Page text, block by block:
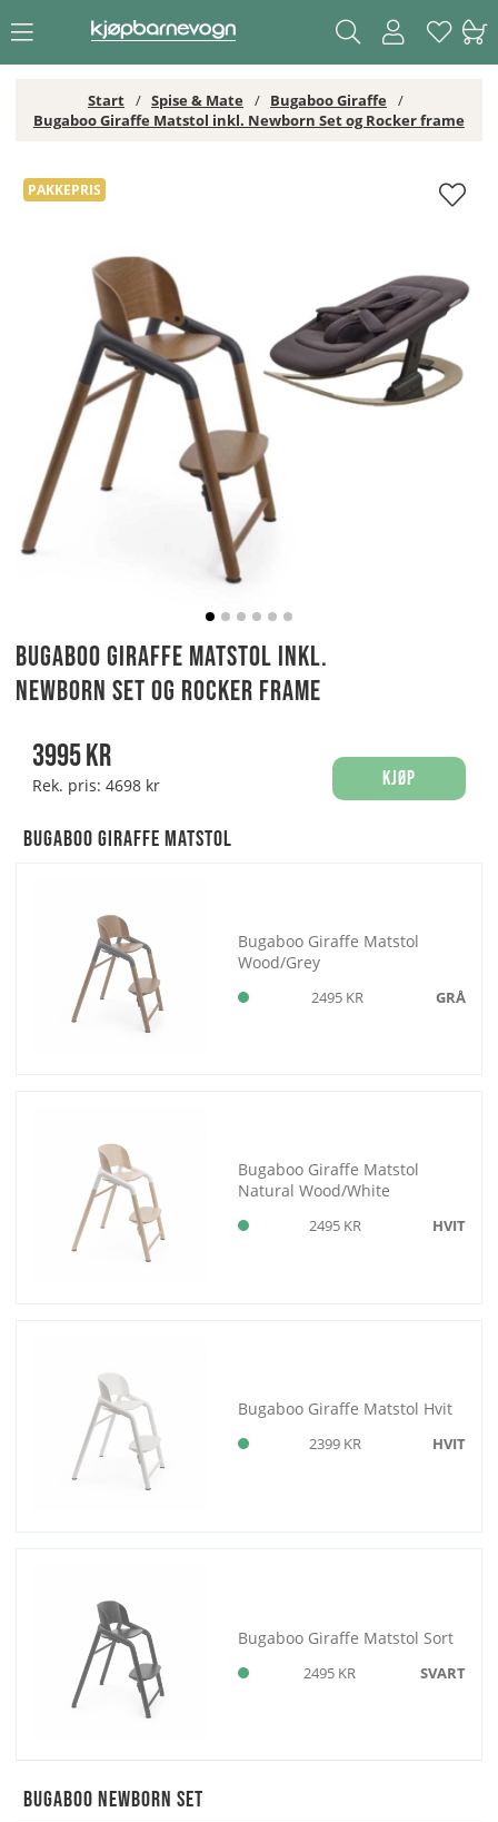
Start Spise & Mate
Bugaboo Giraffe
Bugaboo Giraffe Matstol inkl. Newborn Set og Rocker frame
PAKKEPRIS
Bugaboo Giraffe Matstol inkl. Newborn Set og Rocker frame
Bugaboo Giraffe Matstol inkl.
Newborn Set og Rocker frame
3995kr
Rek. pris: 4698 kr Kjøp
Bugaboo Giraffe Matstol
Bugaboo Giraffe Matstol
Wood/Grey
2495 KR GRÅ
Bugaboo Giraffe Matstol
Natural Wood/White
2495 KR HVIT
Bugaboo Giraffe Matstol Hvit
2399 KR HVIT
Bugaboo Giraffe Matstol Sort
2495 KR SVART
Bugaboo Newborn Set